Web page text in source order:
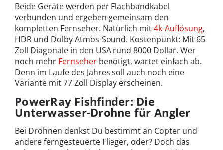
Beide Geräte werden per Flachbandkabel
verbunden und ergeben gemeinsam den
kompletten Fernseher. Natürlich mit4k-Auflösung,
HDR und Dolby Atmos-Sound. Kostenpunkt: Mit 65
Zoll Diagonale in den USA rund 8000 Dollar. Wer
noch mehr Fernseher benötigt, wartet einfach ab.
Denn im Laufe des Jahres soll auch noch eine
Variante mit 77 Zoll Display erscheinen.
PowerRay Fishfinder: Die
Unterwasser-Drohne für Angler
Bei Drohnen denkst Du bestimmt an Copter und
andere ferngesteuerte Flieger, oder? Doch das